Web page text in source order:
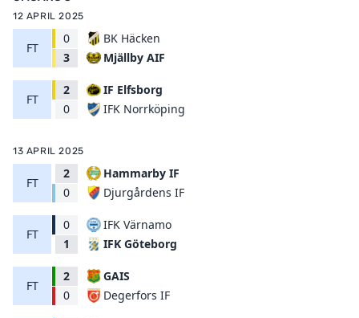
12 APRIL 2025
FT
0
3
BK Häcken
Mjällby AIF
FT
2
0
IF Elfsborg
IFK Norrköping
13 APRIL 2025
FT
2
0
Hammarby IF
Djurgårdens IF
FT
0
1
IFK Värnamo
IFK Göteborg
FT
2
0
GAIS
Degerfors IF